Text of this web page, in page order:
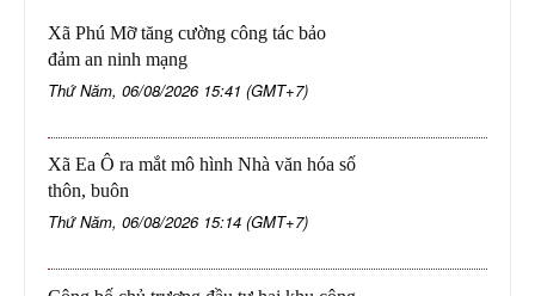
Xã Phú Mỡ tăng cường công tác bảo
đảm an ninh mạng
Thứ Năm, 06/08/2026 15:41 (GMT+7)
Xã Ea Ô ra mắt mô hình Nhà văn hóa số
thôn, buôn
Thứ Năm, 06/08/2026 15:14 (GMT+7)